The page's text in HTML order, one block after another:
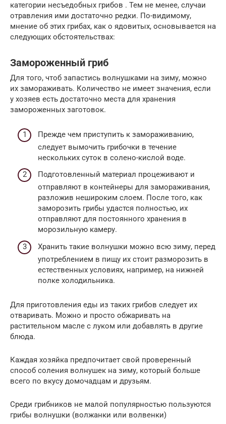
категории несъедобных грибов . Тем не менее, случаи
отравления ими достаточно редки. По-видимому,
мнение об этих грибах, как о ядовитых, основывается на
следующих обстоятельствах:
Замороженный гриб
Для того, чтоб запастись волнушками на зиму, можно
их замораживать. Количество не имеет значения, если
у хозяев есть достаточно места для хранения
замороженных заготовок.
Прежде чем приступить к замораживанию,
следует вымочить грибочки в течение
нескольких суток в солено-кислой воде.
Подготовленный материал процеживают и
отправляют в контейнеры для замораживания,
разложив нешироким слоем. После того, как
заморозить грибы удастся полностью, их
отправляют для постоянного хранения в
морозильную камеру.
Хранить такие волнушки можно всю зиму, перед
употреблением в пищу их стоит разморозить в
естественных условиях, например, на нижней
полке холодильника.
Для приготовления еды из таких грибов следует их
отваривать. Можно и просто обжаривать на
растительном масле с луком или добавлять в другие
блюда.
Каждая хозяйка предпочитает свой проверенный
способ соления волнушек на зиму, который больше
всего по вкусу домочадцам и друзьям.
Среди грибников не малой популярностью пользуются
грибы волнушки (волжанки или волвенки)